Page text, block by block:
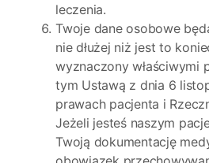
leczenia.
Twoje dane osobowe
nie dłużej niż jest to
wyznaczony właściwymi
tym Ustawą z dnia 6
prawach pacjenta i
Jeżeli jesteś naszym
Twoją dokumentację